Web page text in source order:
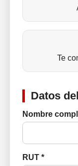
Te
Datos
Nombre
RUT *